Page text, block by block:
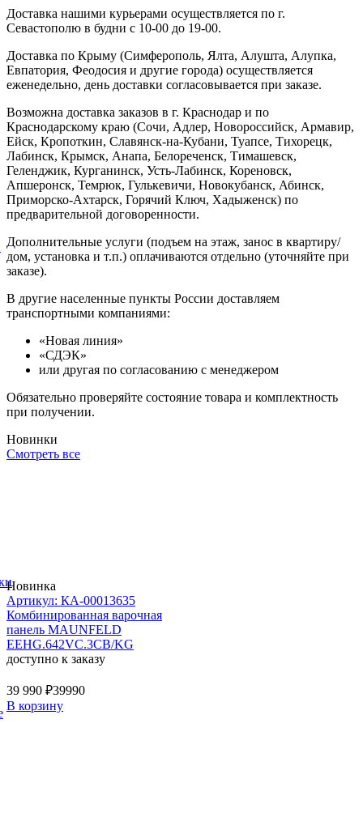
Доставка нашими курьерами осуществляется по г.
Севастополю в будни с 10-00 до 19-00.
Доставка по Крыму (Симферополь, Ялта, Алушта, Алупка,
Евпатория, Феодосия и другие города) осуществляется
еженедельно, день доставки согласовывается при заказе.
Возможна доставка заказов в г. Краснодар и по
Краснодарскому краю (Сочи, Адлер, Новороссийск, Армавир,
Ейск, Кропоткин, Славянск-на-Кубани, Туапсе, Тихорецк,
Лабинск, Крымск, Анапа, Белореченск, Тимашевск,
Геленджик, Курганинск, Усть-Лабинск, Кореновск,
Апшеронск, Темрюк, Гулькевичи, Новокубанск, Абинск,
Приморско-Ахтарск, Горячий Ключ, Хадыженск) по
предварительной договоренности.
Дополнительные услуги (подъем на этаж, занос в квартиру/
дом, установка и т.п.) оплачиваются отдельно (уточняйте при
заказе).
В другие населенные пункты России доставляем
транспортными компаниями:
«Новая линия»
«СДЭК»
или другая по согласованию с менеджером
Обязательно проверяйте состояние товара и комплектность
при получении.
Новинки
Смотреть все
Новинка
Артикул: КА-00013635
Комбинированная варочная
панель MAUNFELD
EEHG.642VC.3CB/KG
доступно к заказу
39 990 ₽39990
В корзину